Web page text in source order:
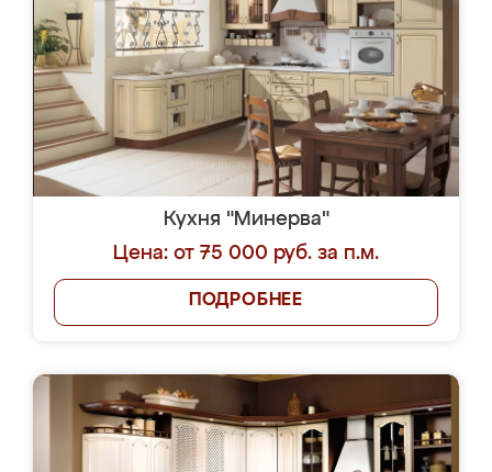
Кухня "Минерва"
Цена: от 75 000 руб. за п.м.
ПОДРОБНЕЕ